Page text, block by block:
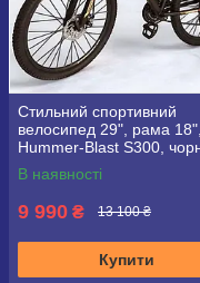
Стильний спортивний
велосипед 29", рама 18",
Hummer-Blast S300,
золотий
В наявності
9 990 ₴ 13 100 ₴
Купити